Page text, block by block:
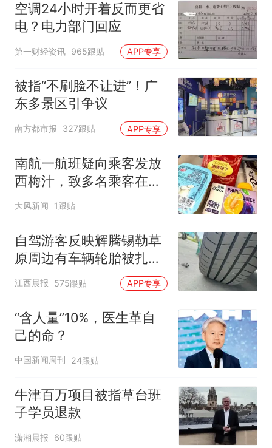
空调24小时开着反而更省
电？电力部门回应
第一财经资讯 965跟贴 APP专享
被指“不刷脸不让进”！广
东多景区引争议
南方都市报 327跟贴 APP专享
南航一航班疑向乘客发放
西梅汁，致多名乘客在飞
行途中排队上厕所！乘
厕所；客服回应：并非每
架飞机都会发放西梅汁
大风新闻 1跟贴
自驾游客反映辉腾锡勒草
原周边有车辆轮胎被扎，
修理店铺换胎价格高达千
元，官方发布情况通报
江西晨报 575跟贴 APP专享
“含人量”10%，医生革自
己的命？
中国新闻周刊 24跟贴
牛津百万项目被指草台班
子学员退款
潇湘晨报 60跟贴